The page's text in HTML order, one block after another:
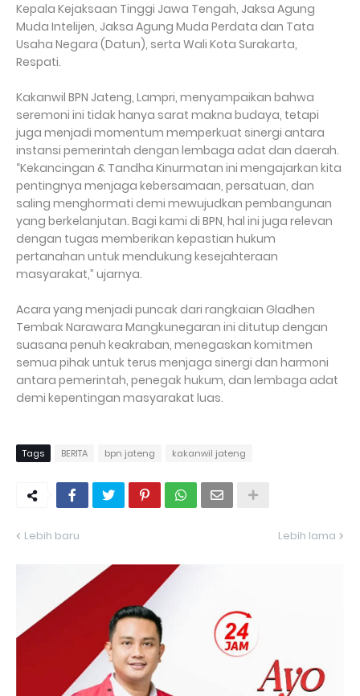
Kepala Kejaksaan Tinggi Jawa Tengah, Jaksa Agung
Muda Intelijen, Jaksa Agung Muda Perdata dan Tata
Usaha Negara (Datun), serta Wali Kota Surakarta,
Respati.
Kakanwil BPN Jateng, Lampri, menyampaikan bahwa
seremoni ini tidak hanya sarat makna budaya, tetapi
juga menjadi momentum memperkuat sinergi antara
instansi pemerintah dengan lembaga adat dan daerah.
“Kekancingan & Tandha Kinurmatan ini mengajarkan kita
pentingnya menjaga kebersamaan, persatuan, dan
saling menghormati demi mewujudkan pembangunan
yang berkelanjutan. Bagi kami di BPN, hal ini juga relevan
dengan tugas memberikan kepastian hukum
pertanahan untuk mendukung kesejahteraan
masyarakat,” ujarnya.
Acara yang menjadi puncak dari rangkaian Gladhen
Tembak Narawara Mangkunegaran ini ditutup dengan
suasana penuh keakraban, menegaskan komitmen
semua pihak untuk terus menjaga sinergi dan harmoni
antara pemerintah, penegak hukum, dan lembaga adat
demi kepentingan masyarakat luas.
Tags BERITA bpn jateng kakanwil jateng
Lebih baru Lebih lama